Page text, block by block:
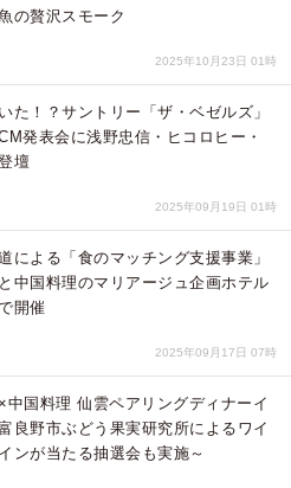
の贅沢スモーク
2025年10月23日 01時
た！？サントリー「ザ・ベゼルズ」
発表会に浅野忠信・ヒコロヒー・
壇
2025年09月19日 01時
による「食のマッチング支援事業」
中国料理のマリアージュ企画ホテル
開催
2025年09月17日 07時
中国料理 仙雲ペアリングディナーイ
良野市ぶどう果実研究所によるワイ
ンが当たる抽選会も実施～